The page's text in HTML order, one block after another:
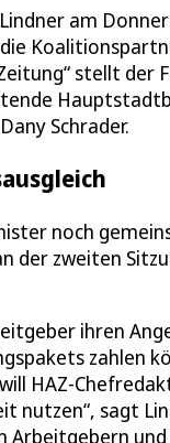
am
stellt der
Schrader.
noch
der zweiten
ihren
zahlen
HAZ-
nutzen“, sagt